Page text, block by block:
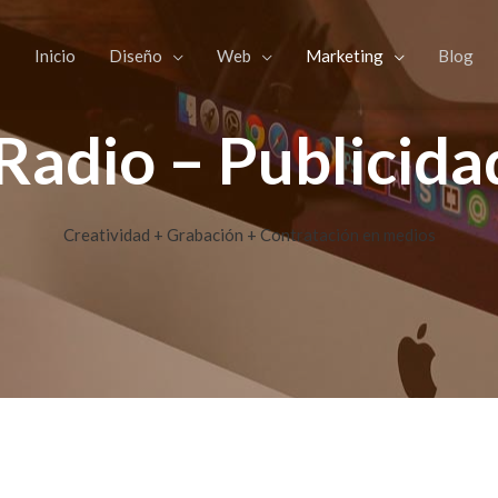
Inicio Diseño Web Marketing Blog
–
Creatividad + Grabación + Contratación en medios